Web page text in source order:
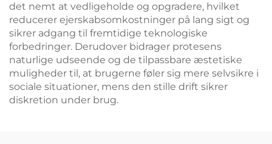
det nemt at vedligeholde og opgradere, hvilket
reducerer ejerskabsomkostninger på lang sigt og
sikrer adgang til fremtidige teknologiske
forbedringer. Derudover bidrager protesens
naturlige udseende og de tilpassbare æstetiske
muligheder til, at brugerne føler sig mere selvsikre i
sociale situationer, mens den stille drift sikrer
diskretion under brug.